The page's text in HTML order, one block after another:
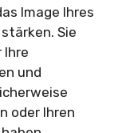
Image Ihres
Sie
Ihre
und
oder Ihren